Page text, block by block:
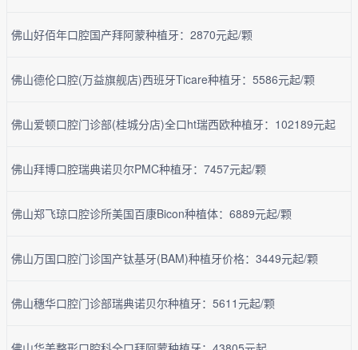
佛山好佰年口腔国产拜阿蒙种植牙：2870元起/颗
佛山德伦口腔(万益旗舰店)西班牙Ticare种植牙：5586元起/颗
佛山爱顿口腔门诊部(桂城分店)全口ht瑞西欧种植牙：102189元起
佛山拜博口腔瑞典诺贝尔PMC种植牙：7457元起/颗
佛山郑飞琼口腔诊所美国百康Bicon种植体：6889元起/颗
佛山万国口腔门诊国产钛基牙(BAM)种植牙价格：3449元起/颗
佛山穗华口腔门诊部瑞典诺贝尔种植牙：5611元起/颗